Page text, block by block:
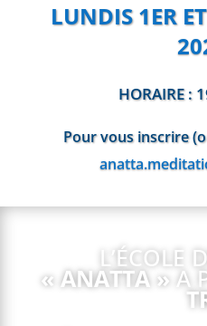
LUNDIS 1ER
HORAIRE :
Pour vous inscrire
L’ÉCOLE
« ANATTA » A